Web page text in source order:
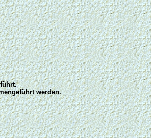
werden.